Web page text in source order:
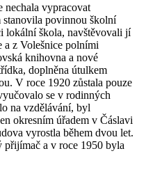
nechala vypracovat
stanovila povinnou školní
lokální škola, navštěvovali jí
a z Volešnice polními
knihovna a nové
doplněna útulkem
V roce 1920 zůstala pouze
se v rodinných
na vzdělávání, byl
okresním úřadem v Čáslavi
vyrostla během dvou let.
přijímač a v roce 1950 byla